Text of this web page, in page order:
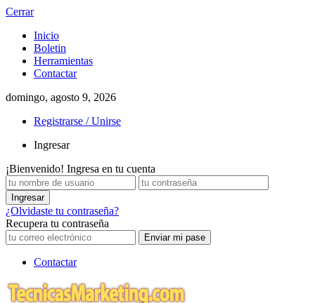
Cerrar
Inicio
Boletin
Herramientas
Contactar
domingo, agosto 9, 2026
Registrarse / Unirse
Ingresar
¡Bienvenido! Ingresa en tu cuenta
¿Olvidaste tu contraseña?
Recupera tu contraseña
Contactar